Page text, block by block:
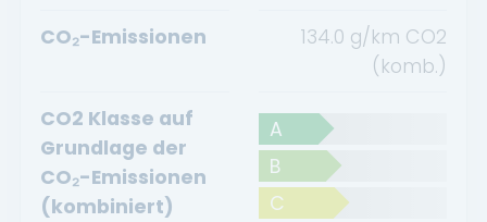
CO₂-Emissionen
134.0 g/km CO2
(komb.)
CO2 Klasse auf
Grundlage der
CO₂-Emissionen
(kombiniert)
A
B
C